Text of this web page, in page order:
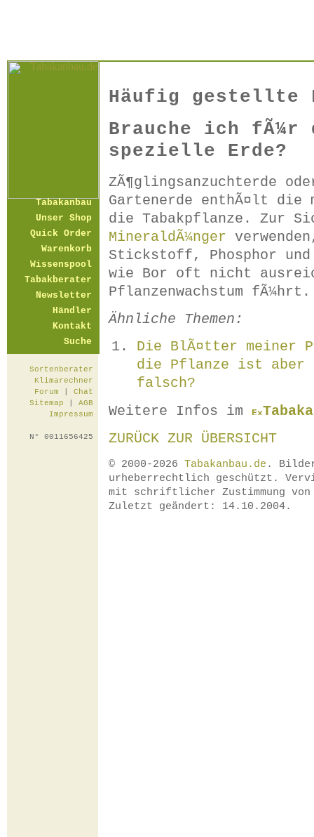
Tabakanbau
Unser Shop
Quick Order
Warenkorb
Wissenspool
Tabakberater
Newsletter
Händler
Kontakt
Suche
Sortenberater
Klimarechner
Forum
Chat
Sitemap
AGB
Impressum
N° 0011656425
Häufig gestellte
Brauche ich fÃ¼r
spezielle Erde?
ZÃ¶glingsanzuchterde
Gartenerde enthÃ¤lt die
die Tabakpflanze. Zur
MineraldÃ¼nger
Stickstoff, Phosphor und
wie Bor oft nicht
Pflanzenwachstum fÃ¼hrt.
Ähnliche Themen:
Die BlÃ¤tter meiner
die Pflanze ist aber
falsch?
Weitere Infos im
ZURÜCK ZUR ÜBERSICHT
© 2000-2026 Tabakanbau.de .
urheberrechtlich geschützt.
mit schriftlicher Zustimmung
Zuletzt geändert: 14.10.2004.